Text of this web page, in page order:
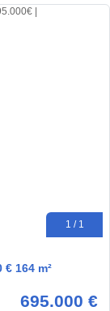
1 / 1
164 m²
695.000 €